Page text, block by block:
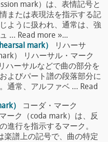
mark）は、表情記号と
または表現法を指示する記
ように扱われ、通常は、強
… Read more »...
mark）
リハーサ
） リハーサル・マーク
ハーサルなどで曲の部分を
よびパート譜の段落部分に
通常、アルファベ … Read
）
コーダ・マーク
ーク（coda mark）は、反
進行を指示するマーク。
楽譜上の記号で、曲の特定